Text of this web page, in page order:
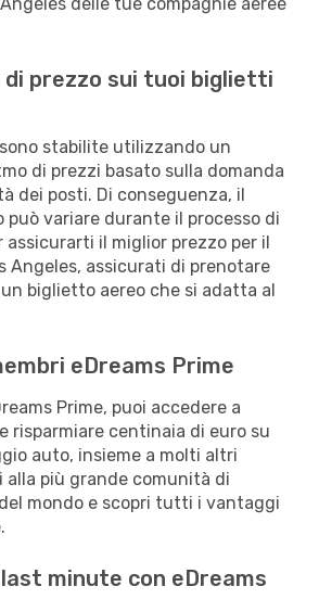
di prezzo sui tuoi biglietti
stabilite utilizzando un
di prezzi basato sulla domanda
dei posti. Di conseguenza, il
può variare durante il processo di
assicurarti il miglior prezzo per il
Angeles, assicurati di prenotare
biglietto aereo che si adatta al
eDreams Prime
Prime, puoi accedere a
risparmiare centinaia di euro su
auto, insieme a molti altri
più grande comunità di
mondo e scopri tutti i vantaggi
minute con eDreams